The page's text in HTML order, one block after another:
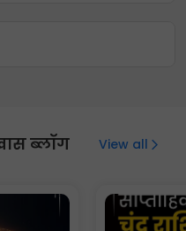
माध्यम से धन अर्जित किया
ब्लॉग View all